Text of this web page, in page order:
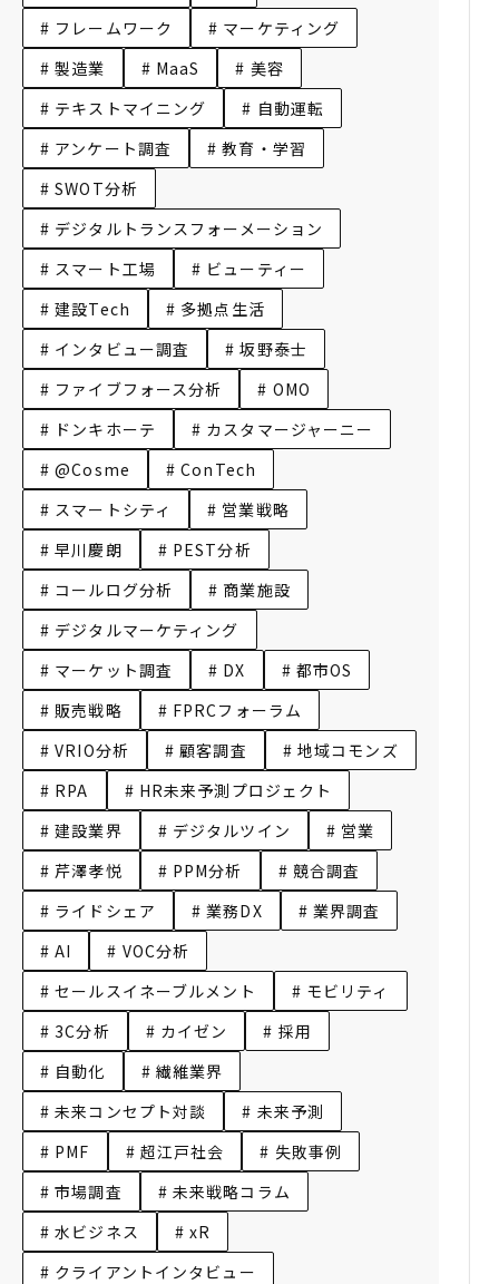
# フレームワーク
# マーケティング
# 製造業
# MaaS
# 美容
# テキストマイニング
# 自動運転
# アンケート調査
# 教育・学習
# SWOT分析
# デジタルトランスフォーメーション
# スマート工場
# ビューティー
# 建設Tech
# 多拠点生活
# インタビュー調査
# 坂野泰士
# ファイブフォース分析
# OMO
# ドンキホーテ
# カスタマージャーニー
# @Cosme
# ConTech
# スマートシティ
# 営業戦略
# 早川慶朗
# PEST分析
# コールログ分析
# 商業施設
# デジタルマーケティング
# マーケット調査
# DX
# 都市OS
# 販売戦略
# FPRCフォーラム
# VRIO分析
# 顧客調査
# 地域コモンズ
# RPA
# HR未来予測プロジェクト
# 建設業界
# デジタルツイン
# 営業
# 芹澤孝悦
# PPM分析
# 競合調査
# ライドシェア
# 業務DX
# 業界調査
# AI
# VOC分析
# セールスイネーブルメント
# モビリティ
# 3C分析
# カイゼン
# 採用
# 自動化
# 繊維業界
# 未来コンセプト対談
# 未来予測
# PMF
# 超江戸社会
# 失敗事例
# 市場調査
# 未来戦略コラム
# 水ビジネス
# xR
# クライアントインタビュー